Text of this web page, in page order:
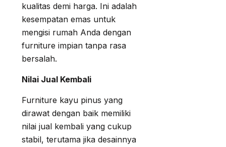
kualitas demi harga. Ini adalah
kesempatan emas untuk
mengisi rumah Anda dengan
furniture impian tanpa rasa
bersalah.
Nilai Jual Kembali
Furniture kayu pinus yang
dirawat dengan baik memiliki
nilai jual kembali yang cukup
stabil, terutama jika desainnya